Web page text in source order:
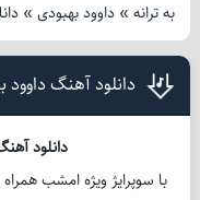
به ترانه» داوود بهبودی»
دانلود آهنگ
دانلود
با سوپرایژ ویژه امشب